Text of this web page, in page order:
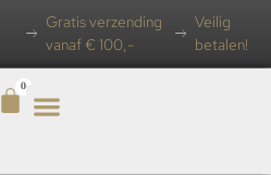
Gratis verzending
vanaf € 100,-
Veilig
betalen!
0